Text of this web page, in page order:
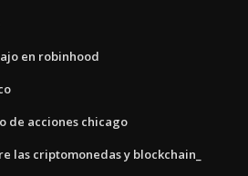
en robinhood
de acciones chicago
las criptomonedas y blockchain_